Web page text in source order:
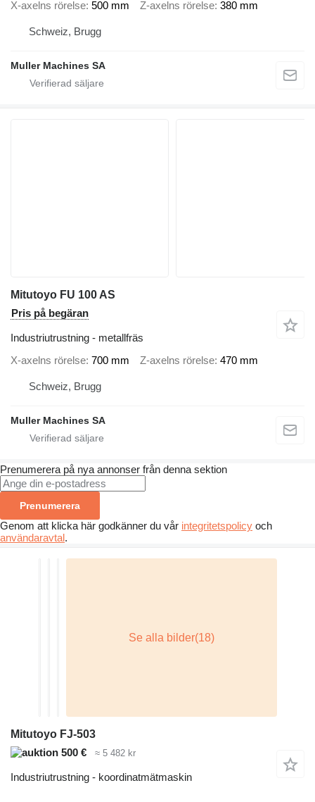
X-axelns rörelse 500 mm Z-axelns rörelse 380 mm
Schweiz, Brugg
Muller Machines SA
Mitutoyo FU 100 AS
Pris på begäran
Industriutrustning - metallfräs
X-axelns rörelse 700 mm Z-axelns rörelse 470 mm
Schweiz, Brugg
Muller Machines SA
Prenumerera på nya annonser från denna sektion
Prenumerera
Genom att klicka här godkänner du vår integritetspolicy och
användaravtal.
Mitutoyo FJ-503
500 €
≈ 5 482 kr
Industriutrustning - koordinatmätmaskin